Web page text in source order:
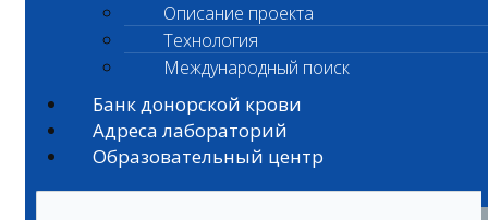
Описание проекта
Технология
Международный поиск
Банк донорской крови
Адреса лабораторий
Образовательный центр